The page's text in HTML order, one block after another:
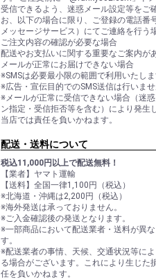
受信できるよう、迷惑メール設定等をご
お、以下の場合に限り、ご登録の電話番
メッセージサービス）にてご連絡を行う
ご注文内容の確認が必要な場合
配送やお支払いに関する重要なご案内が
メールが正常にお届けできない場合
※SMSは必要最小限の範囲で利用いたしま
※広告・宣伝目的でのSMS送信は行いませ
※メールが正常に受信できない場合（迷
ン指定・受信拒否等を含む）により発生
当店では責任を負いかねます。
配送・送料について
税込11,000円以上で配送無料！
【業者】ヤマト運輸
【送料】全国一律1,100円（税込）
※北海道・沖縄は2,200円（税込）
※海外発送は承っておりません。
※ご入金確認後の発送となります。
※一部商品において配送業者・送料が異
す。
※配送業者の事情、天候、交通状況等に
る場合がございます。これにより生じた
任を負いかねます。